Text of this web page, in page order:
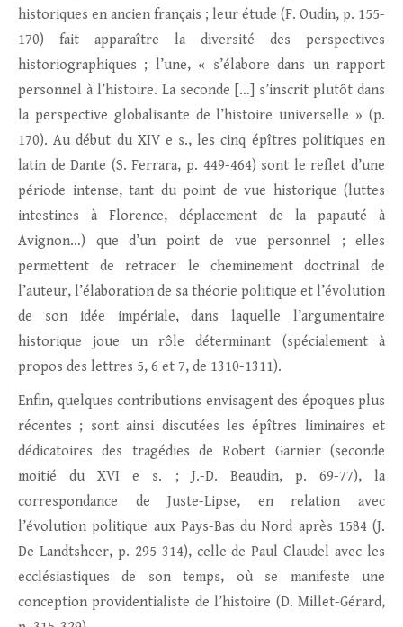
historiques en ancien français ; leur étude (F. Oudin, p. 155-
170) fait apparaître la diversité des perspectives
historiographiques ; l’une, « s’élabore dans un rapport
personnel à l’histoire. La seconde […] s’inscrit plutôt dans
la perspective globalisante de l’histoire universelle » (p.
170). Au début du XIV e s., les cinq épîtres politiques en
latin de Dante (S. Ferrara, p. 449-464) sont le reflet d’une
période intense, tant du point de vue historique (luttes
intestines à Florence, déplacement de la papauté à
Avignon…) que d’un point de vue personnel ; elles
permettent de retracer le cheminement doctrinal de
l’auteur, l’élaboration de sa théorie politique et l’évolution
de son idée impériale, dans laquelle l’argumentaire
historique joue un rôle déterminant (spécialement à
propos des lettres 5, 6 et 7, de 1310-1311).
Enfin, quelques contributions envisagent des époques plus
récentes ; sont ainsi discutées les épîtres liminaires et
dédicatoires des tragédies de Robert Garnier (seconde
moitié du XVI e s. ; J.-D. Beaudin, p. 69-77), la
correspondance de Juste-Lipse, en relation avec
l’évolution politique aux Pays-Bas du Nord après 1584 (J.
De Landtsheer, p. 295-314), celle de Paul Claudel avec les
ecclésiastiques de son temps, où se manifeste une
conception providentialiste de l’histoire (D. Millet-Gérard,